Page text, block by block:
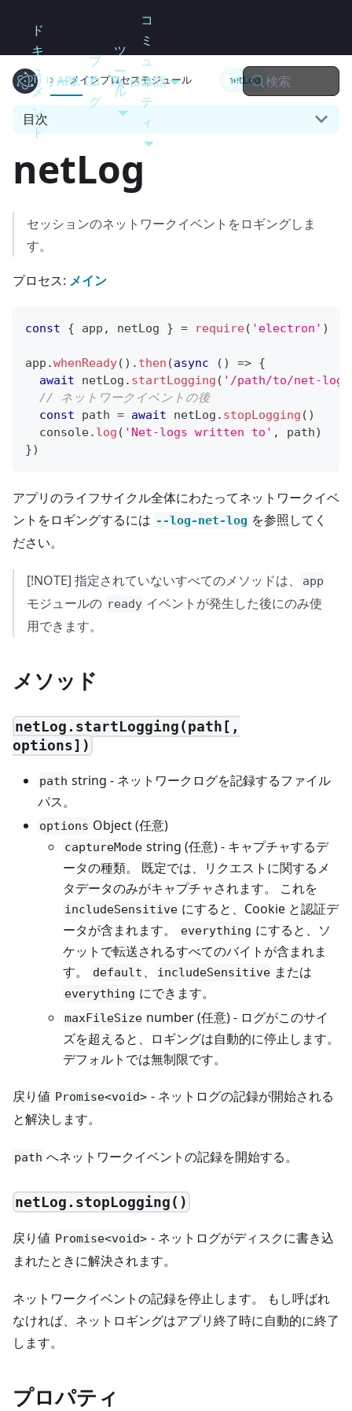
Electron
ド
キ
ュ
メ
ン
ト
API
ブ
ロ
グ
ツ
ー
ル
コ
ミ
ュ
ニ
テ
ィ
リリース 日本語 検索
メインプロセスモジュール netLog
目次
netLog
セッションのネットワークイベントをロギングしま
す。
プロセス: メイン
const { app , netLog } = require( 'electron' )
app .whenReady( ) . then (async ( ) => {
await netLog . startLogging ( '/path/to/net-log'
// ネットワークイベントの後
const path = await netLog . stopLogging ( )
console. log ( 'Net-logs written to' , path)
})
アプリのライフサイクル全体にわたってネットワークイベ
ントをロギングするには --log-net-log を参照してく
ださい。
[!NOTE] 指定されていないすべてのメソッドは、 app
モジュールの ready イベントが発生した後にのみ使
用できます。
メソッド
netLog.startLogging(path[,
options])
path string - ネットワークログを記録するファイル
パス。
options Object (任意)
captureMode string (任意) - キャプチャするデ
ータの種類。 既定では、リクエストに関するメ
タデータのみがキャプチャされます。 これを
includeSensitive にすると、Cookie と認証デ
ータが含まれます。
everything にすると、ソ
ケットで転送されるすべてのバイトが含まれま
す。
default 、 includeSensitive または
everything にできます。
maxFileSize number (任意) - ログがこのサイ
ズを超えると、ロギングは自動的に停止します。
デフォルトでは無制限です。
戻り値 Promise<void> - ネットログの記録が開始される
と解決します。
path へネットワークイベントの記録を開始する。
netLog.stopLogging()
戻り値 Promise<void> - ネットログがディスクに書き込
まれたときに解決されます。
ネットワークイベントの記録を停止します。 もし呼ばれ
なければ、ネットロギングはアプリ終了時に自動的に終了
します。
プロパティ